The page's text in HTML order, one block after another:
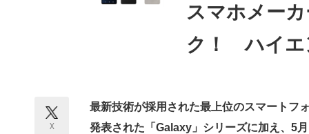
ビジネスと働き方のヒント AI活用
スマホメー
ク！ ハイエ
X
最新技術が採用された最上位のスマートフ
発表された「Galaxy」シリーズに加え、5